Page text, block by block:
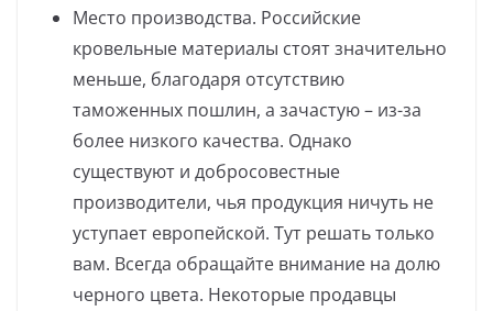
Место производства. Российские
кровельные материалы стоят значительно
меньше, благодаря отсутствию
таможенных пошлин, а зачастую – из-за
более низкого качества. Однако
существуют и добросовестные
производители, чья продукция ничуть не
уступает европейской. Тут решать только
вам. Всегда обращайте внимание на долю
черного цвета. Некоторые продавцы